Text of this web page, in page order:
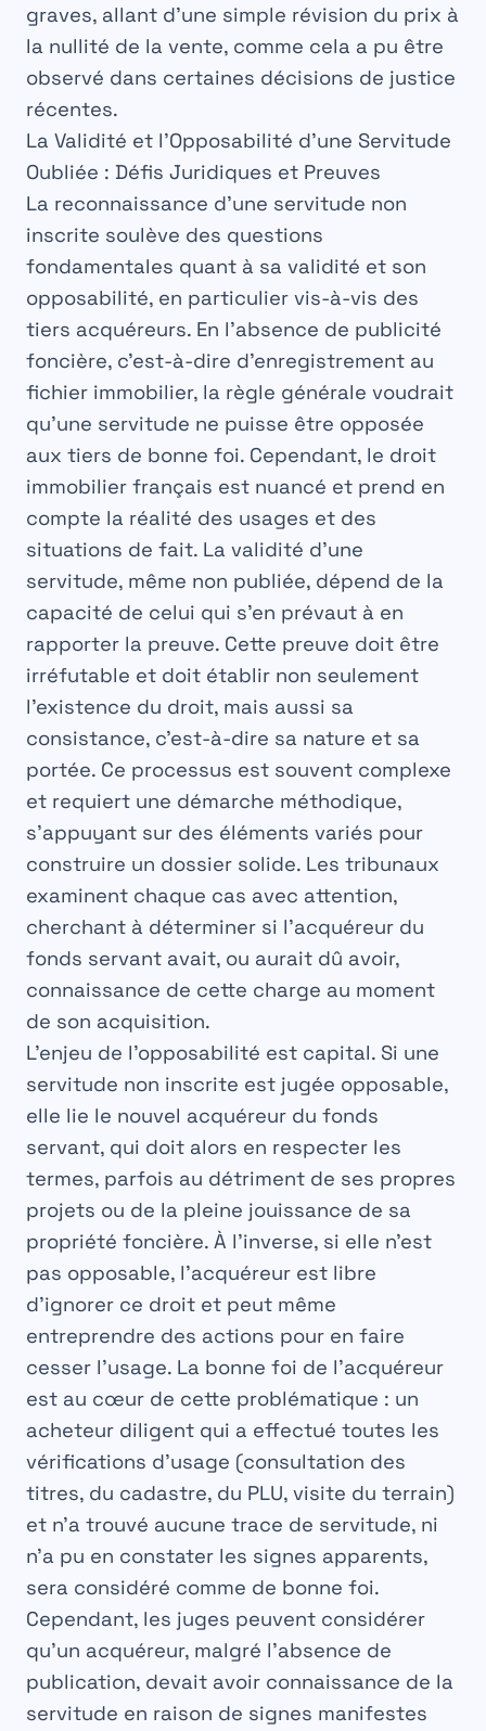
graves, allant d’une simple révision du prix à
la nullité de la vente, comme cela a pu être
observé dans certaines décisions de justice
récentes.
La Validité et l’Opposabilité d’une Servitude
Oubliée : Défis Juridiques et Preuves
La reconnaissance d’une servitude non
inscrite soulève des questions
fondamentales quant à sa validité et son
opposabilité, en particulier vis-à-vis des
tiers acquéreurs. En l’absence de publicité
foncière, c’est-à-dire d’enregistrement au
fichier immobilier, la règle générale voudrait
qu’une servitude ne puisse être opposée
aux tiers de bonne foi. Cependant, le droit
immobilier français est nuancé et prend en
compte la réalité des usages et des
situations de fait. La validité d’une
servitude, même non publiée, dépend de la
capacité de celui qui s’en prévaut à en
rapporter la preuve. Cette preuve doit être
irréfutable et doit établir non seulement
l’existence du droit, mais aussi sa
consistance, c’est-à-dire sa nature et sa
portée. Ce processus est souvent complexe
et requiert une démarche méthodique,
s’appuyant sur des éléments variés pour
construire un dossier solide. Les tribunaux
examinent chaque cas avec attention,
cherchant à déterminer si l’acquéreur du
fonds servant avait, ou aurait dû avoir,
connaissance de cette charge au moment
de son acquisition.
L’enjeu de l’opposabilité est capital. Si une
servitude non inscrite est jugée opposable,
elle lie le nouvel acquéreur du fonds
servant, qui doit alors en respecter les
termes, parfois au détriment de ses propres
projets ou de la pleine jouissance de sa
propriété foncière. À l’inverse, si elle n’est
pas opposable, l’acquéreur est libre
d’ignorer ce droit et peut même
entreprendre des actions pour en faire
cesser l’usage. La bonne foi de l’acquéreur
est au cœur de cette problématique : un
acheteur diligent qui a effectué toutes les
vérifications d’usage (consultation des
titres, du cadastre, du PLU, visite du terrain)
et n’a trouvé aucune trace de servitude, ni
n’a pu en constater les signes apparents,
sera considéré comme de bonne foi.
Cependant, les juges peuvent considérer
qu’un acquéreur, malgré l’absence de
publication, devait avoir connaissance de la
servitude en raison de signes manifestes